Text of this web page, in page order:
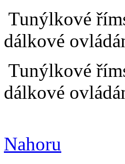
Tunýlkové
dálkové
Tunýlkové
dálkové
Nahoru